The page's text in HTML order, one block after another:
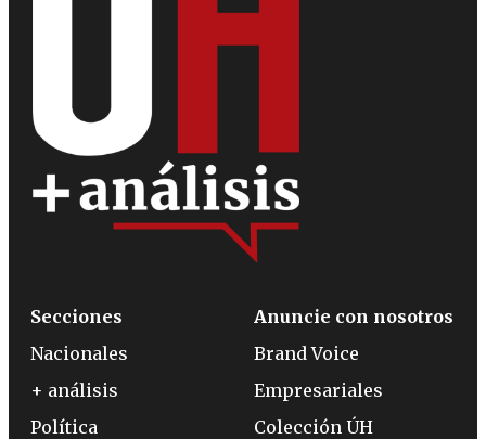
Secciones
Nacionales
+ análisis
Política
Anuncie con nosotros
Brand Voice
Empresariales
Colección ÚH